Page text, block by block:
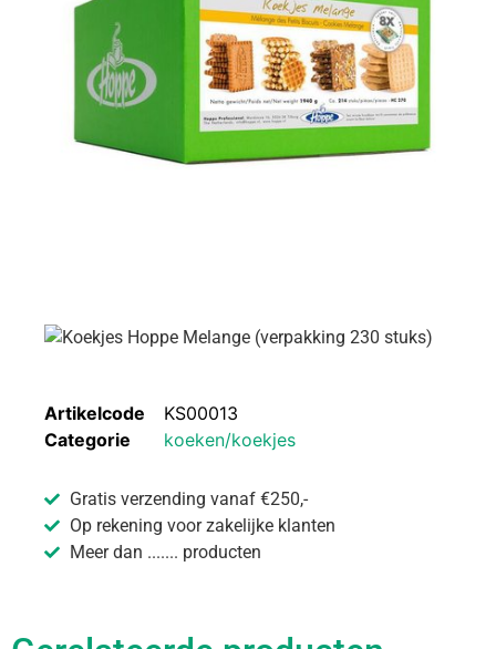
Artikelcode
KS00013
Categorie
koeken/koekjes
Gratis verzending vanaf €250,-
Op rekening voor zakelijke klanten
Meer dan ....... producten